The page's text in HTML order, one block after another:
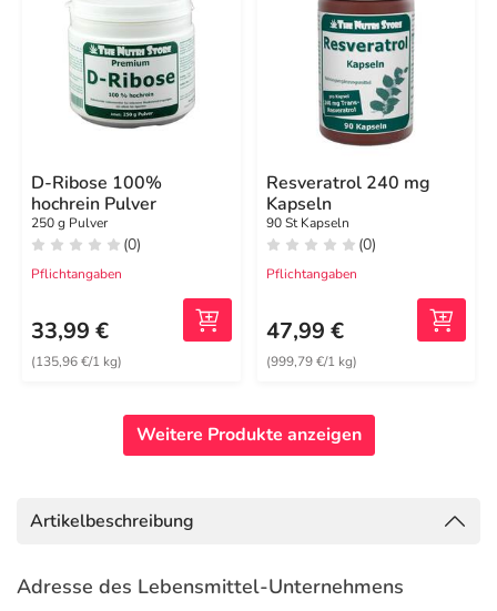
D-Ribose 100%
hochrein Pulver
250 g Pulver
(0)
Pflichtangaben
33,99 €
(135,96 €/1 kg)
Resveratrol 240 mg
Kapseln
90 St Kapseln
(0)
Pflichtangaben
47,99 €
(999,79 €/1 kg)
Weitere Produkte anzeigen
Artikelbeschreibung
Adresse des Lebensmittel-Unternehmens